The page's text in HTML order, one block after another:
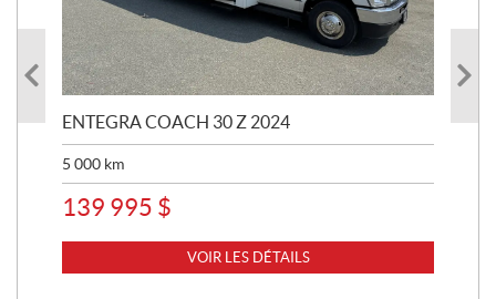
ENTEGRA COACH 30 Z 2024
5 000 km
139 995 $
VOIR LES DÉTAILS